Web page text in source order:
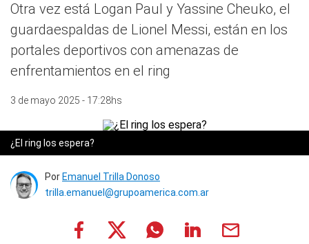
Otra vez está Logan Paul y Yassine Cheuko, el
guardaespaldas de Lionel Messi, están en los
portales deportivos con amenazas de
enfrentamientos en el ring
3 de mayo 2025 - 17:28hs
¿El ring los espera?
Por Emanuel Trilla Donoso
trilla.emanuel@grupoamerica.com.ar